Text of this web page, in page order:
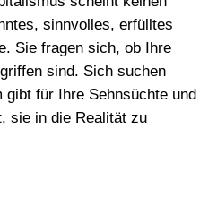
sinnvolles, erfülltes
Sie fragen sich, ob Ihre
sind. Sich suchen
gibt für Ihre Sehnsüchte und
sie in die Realität zu